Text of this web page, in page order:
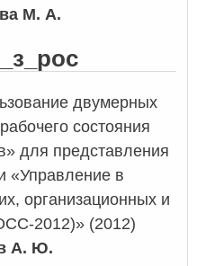
М. А.
двумерных
состояния
для представления
«Управление в
организационных и
2012)» (2012)
А. Ю.